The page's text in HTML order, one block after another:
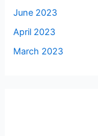
June 2023
April 2023
March 2023